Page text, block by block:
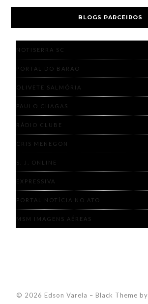
BLOGS PARCEIROS
NOTISERRA SC
PORTAL DO BARÃO
OLIVETE SALMÓRIA
PAULO CHAGAS
RÁDIO CLUBE
CRIS MENEGON
S. J. ONLINE
EXPRESSIVA
PORTAL NOTÍCIA NO ATO
MSM IMAGENS AÉREAS
© 2026 Edson Varela – Black Theme by